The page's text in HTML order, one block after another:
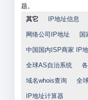
题。
其它
IP地址信息
网络公司IP地址 国
中国国内ISP商家 IP
全球AS自治系统
域名whois查询 全
IP地址计算器